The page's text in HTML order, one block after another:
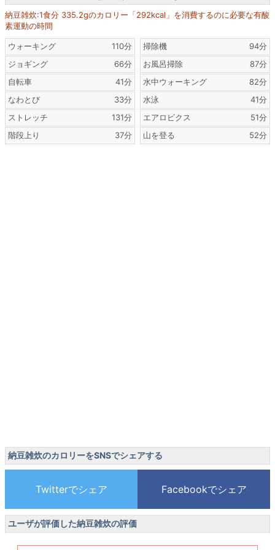
納豆雑炊:1食分 335.2gのカロリー「292kcal」を消費するのに必要な有酸
素運動の時間
ウォーキング
110分
ジョギング
66分
自転車
41分
なわとび
33分
ストレッチ
131分
階段上り
37分
掃除機
94分
お風呂掃除
87分
水中ウォーキング
82分
水泳
41分
エアロビクス
51分
山を登る
52分
納豆雑炊のカロリーをSNSでシェアする
ユーザが評価した納豆雑炊の評価